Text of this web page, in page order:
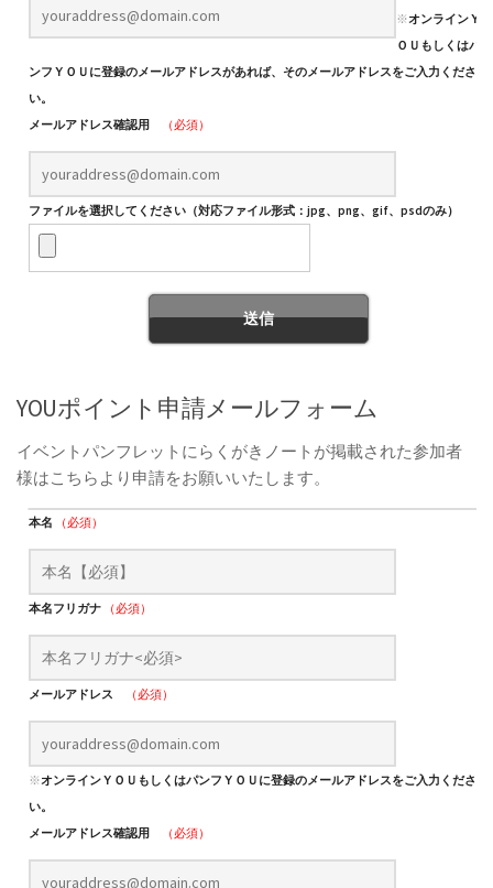
※オンラインＹ
ＯＵもしくはパ
ンフＹＯＵに登録のメールアドレスがあれば、そのメールアドレスをご入力くださ
い。
メールアドレス確認用
（必須）
ファイルを選択してください（対応ファイル形式：jpg、png、gif、psdのみ）
YOUポイント申請メールフォーム
イベントパンフレットにらくがきノートが掲載された参加者
様はこちらより申請をお願いいたします。
本名 （必須）
本名フリガナ （必須）
メールアドレス （必須）
※オンラインＹＯＵもしくはパンフＹＯＵに登録のメールアドレスをご入力くださ
い。
メールアドレス確認用
（必須）